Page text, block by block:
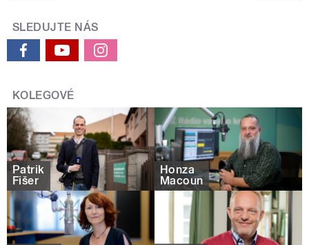
SLEDUJTE NÁS
KOLEGOVÉ
Patrik
Fišer
Honza
Macoun